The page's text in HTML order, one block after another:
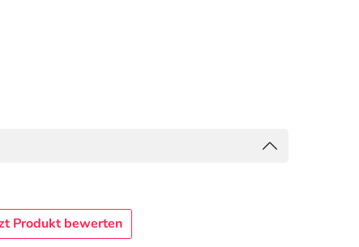
Produkt bewerten